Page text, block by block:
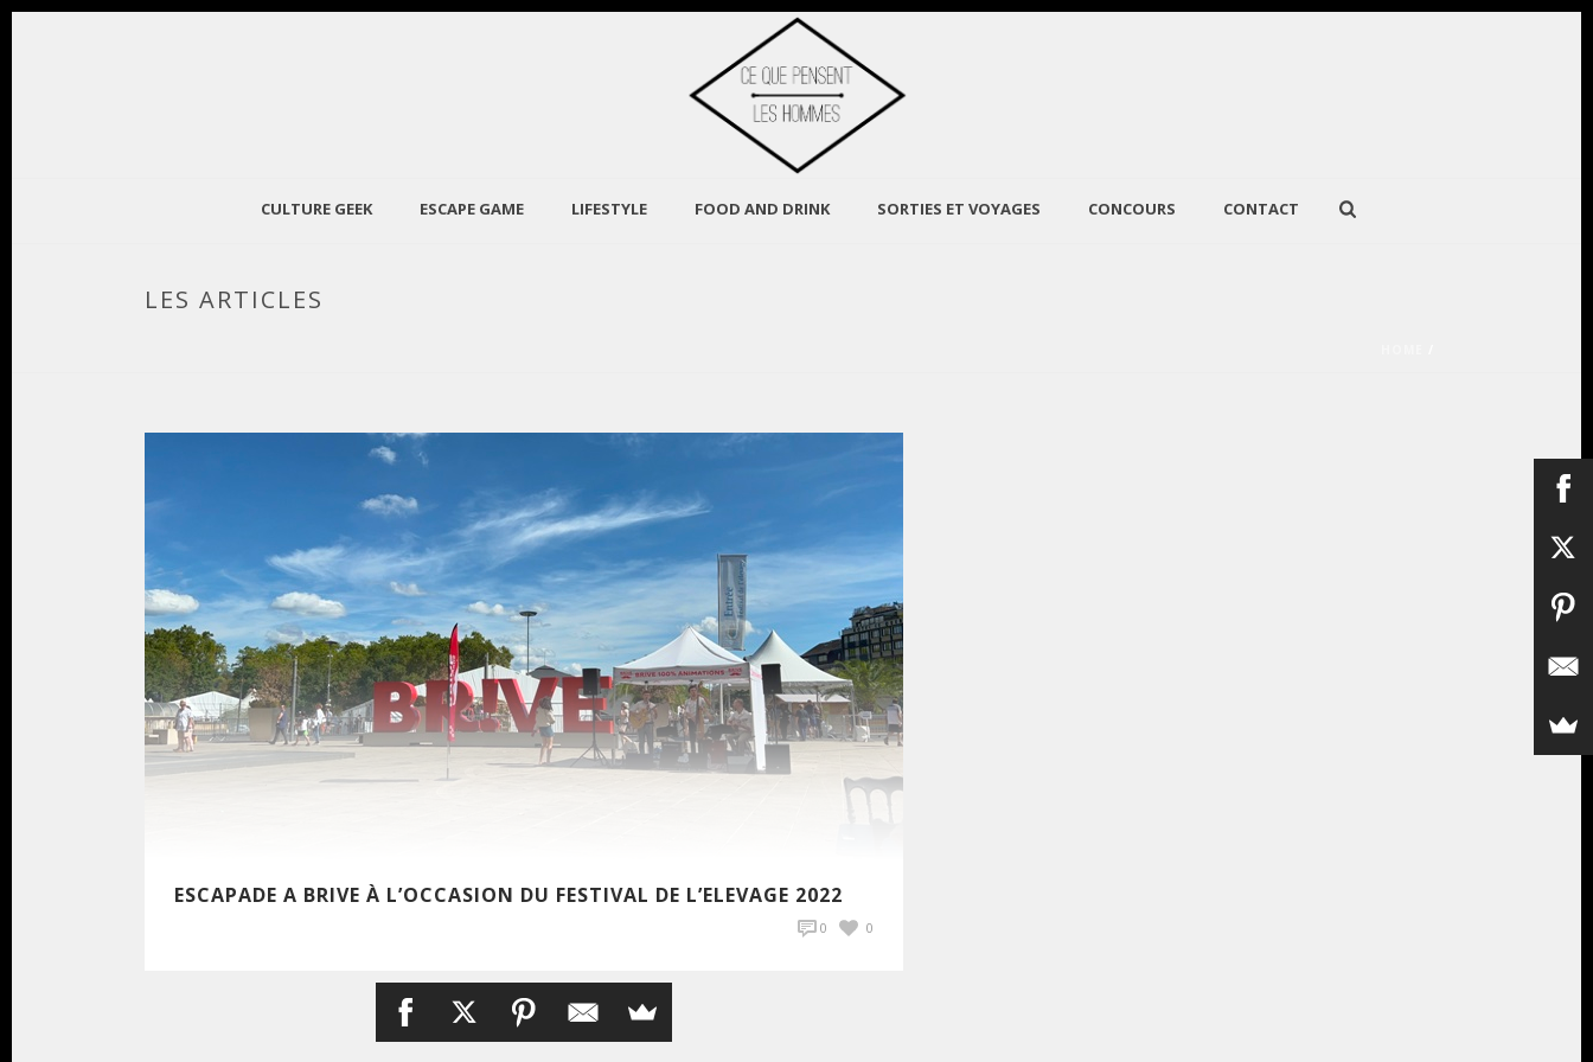
CULTURE GEEK ESCAPE GAME LIFESTYLE FOOD AND DRINK SORTIES ET VOYAGES CONCOURS CONTACT
LES ARTICLES
ESCAPADE A BRIVE À L’OCCASION DU FESTIVAL DE L’ELEVAGE 2022
0 0